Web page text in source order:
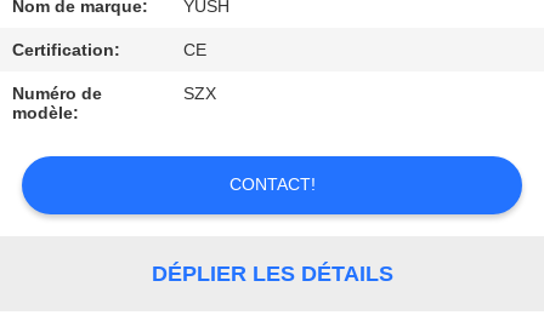
QUALITÉ
CONTACTEZ-
NOUS
DEMANDEZ
CITATION
Nom de marque: YUSH
Certification: CE
Numéro de
modèle:
SZX
CONTACT!
DÉPLIER LES DÉTAILS